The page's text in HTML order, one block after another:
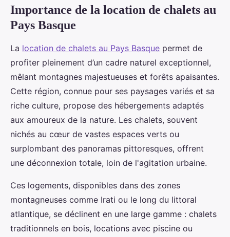
Importance de la location de chalets au
Pays Basque
La location de chalets au Pays Basque permet de
profiter pleinement d’un cadre naturel exceptionnel,
mêlant montagnes majestueuses et forêts apaisantes.
Cette région, connue pour ses paysages variés et sa
riche culture, propose des hébergements adaptés
aux amoureux de la nature. Les chalets, souvent
nichés au cœur de vastes espaces verts ou
surplombant des panoramas pittoresques, offrent
une déconnexion totale, loin de l'agitation urbaine.
Ces logements, disponibles dans des zones
montagneuses comme Irati ou le long du littoral
atlantique, se déclinent en une large gamme : chalets
traditionnels en bois, locations avec piscine ou